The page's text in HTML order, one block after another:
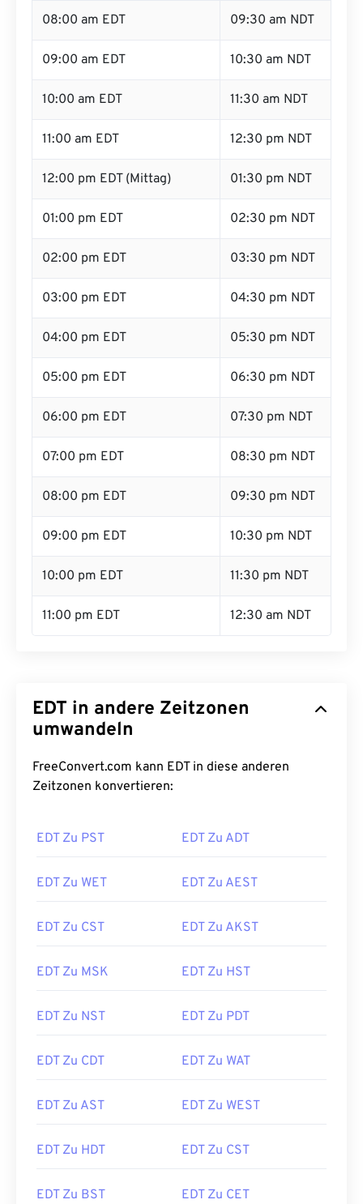
08:00 am EDT 09:30 am NDT
09:00 am EDT 10:30 am NDT
10:00 am EDT 11:30 am NDT
11:00 am EDT 12:30 pm NDT
12:00 pm EDT (Mittag) 01:30 pm NDT
01:00 pm EDT 02:30 pm NDT
02:00 pm EDT 03:30 pm NDT
03:00 pm EDT 04:30 pm NDT
04:00 pm EDT 05:30 pm NDT
05:00 pm EDT 06:30 pm NDT
06:00 pm EDT 07:30 pm NDT
07:00 pm EDT 08:30 pm NDT
08:00 pm EDT 09:30 pm NDT
09:00 pm EDT 10:30 pm NDT
10:00 pm EDT 11:30 pm NDT
11:00 pm EDT 12:30 am NDT
EDT in andere Zeitzonen
umwandeln
FreeConvert.com kann EDT in diese anderen
Zeitzonen konvertieren:
EDT Zu PST EDT Zu ADT
EDT Zu WET EDT Zu AEST
EDT Zu CST EDT Zu AKST
EDT Zu MSK EDT Zu HST
EDT Zu NST EDT Zu PDT
EDT Zu CDT EDT Zu WAT
EDT Zu AST EDT Zu WEST
EDT Zu HDT EDT Zu CST
EDT Zu BST EDT Zu CET